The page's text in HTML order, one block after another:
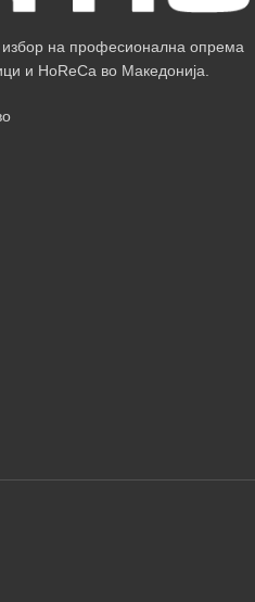
на професионална опрема
и HoReCa во Македонија.